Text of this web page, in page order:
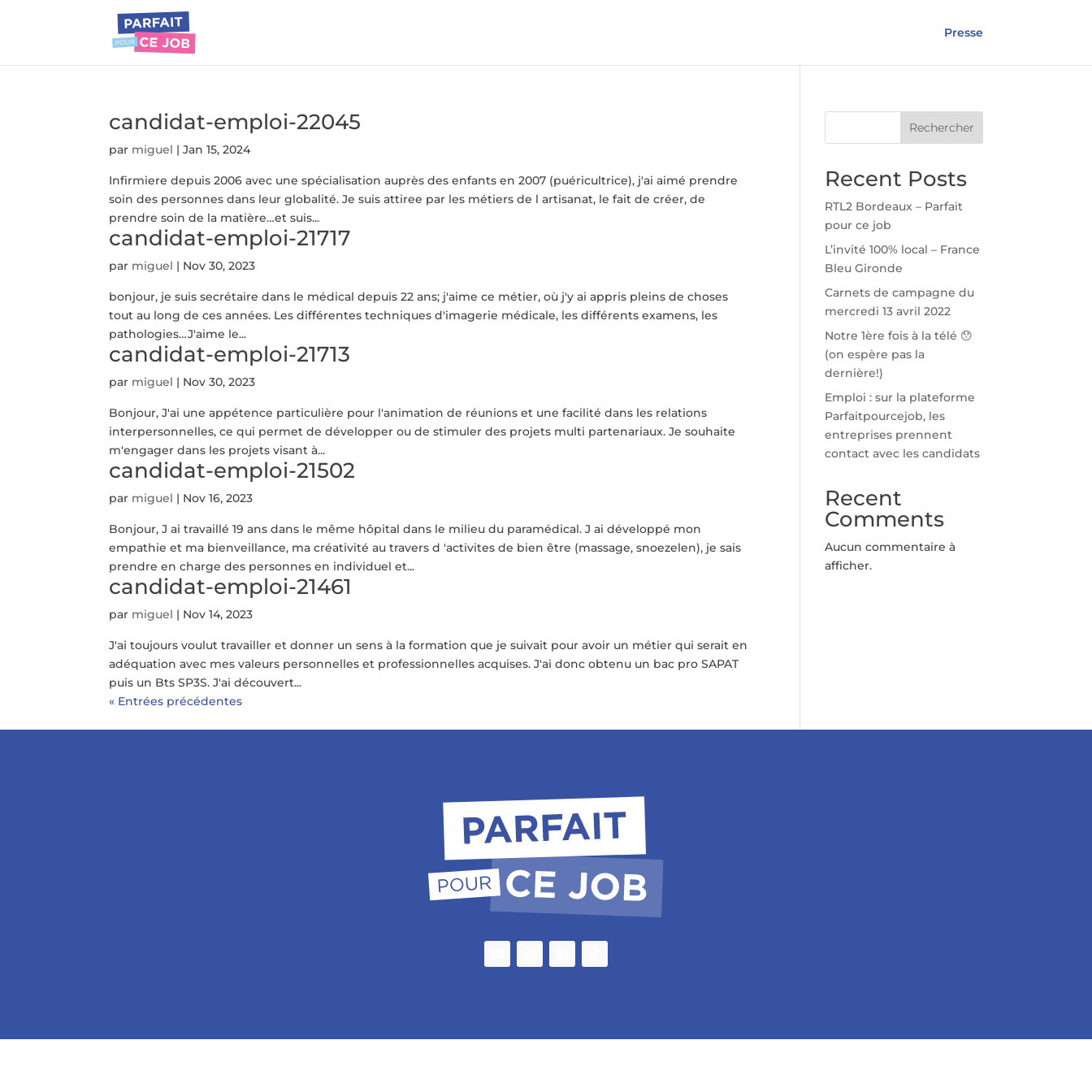
Presse
candidat-emploi-22045
par miguel |Jan 15, 2024
Infirmiere depuis 2006 avec une spécialisation auprès des enfants en 2007 (puéricultrice), j'ai aimé prendre
soin des personnes dans leur globalité. Je suis attiree par les métiers de l artisanat, le fait de créer, de
prendre soin de la matière…et suis...
candidat-emploi-21717
par miguel | Nov 30, 2023
bonjour, je suis secrétaire dans le médical depuis 22 ans; j'aime ce métier, où j'y ai appris pleins de choses
tout au long de ces années. Les différentes techniques d'imagerie médicale, les différents examens, les
pathologies…J'aime le...
candidat-emploi-21713
par miguel | Nov 30, 2023
Bonjour, J'ai une appétence particulière pour l'animation de réunions et une facilité dans les relations
interpersonnelles, ce qui permet de développer ou de stimuler des projets multi partenariaux. Je souhaite
m'engager dans les projets visant à...
candidat-emploi-21502
par miguel | Nov 16, 2023
Bonjour, J ai travaillé 19 ans dans le même hôpital dans le milieu du paramédical. J ai développé mon
empathie et ma bienveillance, ma créativité au travers d 'activites de bien être (massage, snoezelen), je sais
prendre en charge des personnes en individuel et...
candidat-emploi-21461
par miguel | Nov 14, 2023
J'ai toujours voulut travailler et donner un sens à la formation que je suivait pour avoir un métier qui serait en
adéquation avec mes valeurs personnelles et professionnelles acquises. J'ai donc obtenu un bac pro SAPAT
puis un Bts SP3S. J'ai découvert...
« Entrées précédentes
Rechercher
Recent Posts
RTL2 Bordeaux – Parfait
pour ce job
L’invité 100% local – France
Bleu Gironde
Carnets de campagne du
mercredi 13 avril 2022
Notre 1ère fois à la télé 😯
(on espère pas la
dernière!)
Emploi : sur la plateforme
Parfaitpourcejob, les
entreprises prennent
contact avec les candidats
Recent
Comments
Aucun commentaire à
afficher.